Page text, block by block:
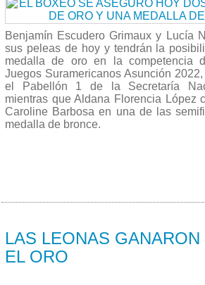
Benjamín Escudero Grimaux y Lucía
sus peleas de hoy y tendrán la
medalla de oro en la competencia
Juegos Suramericanos Asunción
el Pabellón 1 de la Secretaría
mientras que Aldana Florencia López
Caroline Barbosa en una de las
medalla de bronce.
LAS LEONAS
EL ORO